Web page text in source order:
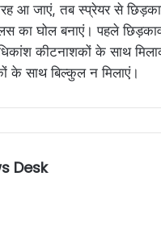
आ जाएं, तब स्प्रेयर से
का घोल बनाएं। पहले
कीटनाशकों के साथ
के साथ बिल्कुल न मिलाएं।
Desk